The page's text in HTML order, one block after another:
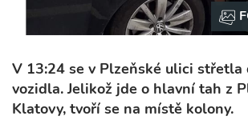
V 13:24 se v Plzeňské ulici střetla
vozidla. Jelikož jde o hlavní tah z
Klatovy, tvoří se na místě kolony.